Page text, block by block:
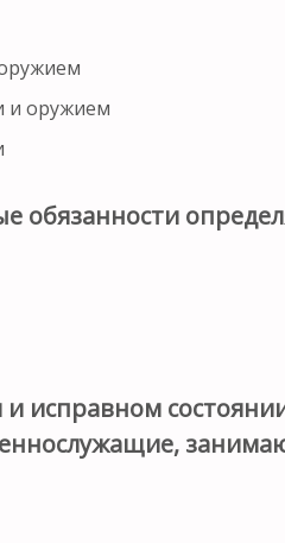
и оружием
обязанности
исправном